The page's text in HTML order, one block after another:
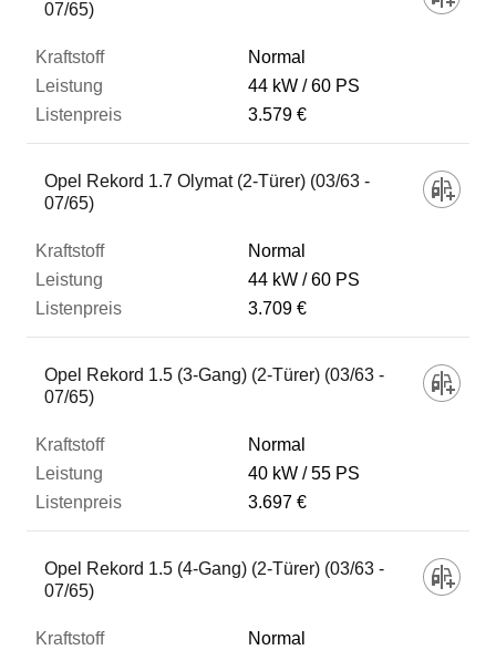
07/65)
Normal
44 kW
60 PS
3.579 €
Opel Rekord 1.7 Olymat (2-Türer) (03/63 -
07/65)
Normal
44 kW
60 PS
3.709 €
Opel Rekord 1.5 (3-Gang) (2-Türer) (03/63 -
07/65)
Normal
40 kW
55 PS
3.697 €
Opel Rekord 1.5 (4-Gang) (2-Türer) (03/63 -
07/65)
Normal